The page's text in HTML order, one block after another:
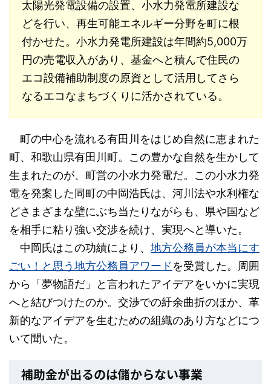
太陽光発電設備の設置、小水力発電所建設な
どを行い、再生可能エネルギー分野を町に根
付かせた。小水力発電所建設は年間約5,000万
円の売電収入があり、基金へと積んで住民の
エコ設備補助制度の原資として活用してさら
なるエコなまちづくりに活かされている。
町の中心を流れる有田川をはじめ自然に恵まれた
町、和歌山県有田川町。この豊かな自然を生かして
生まれたのが、町営の小水力発電だ。この小水力発
電を発案した同町の中岡浩氏は、河川法や水利権な
どさまざまな壁にぶち当たりながらも、県や国など
を相手に粘り強い交渉を続け、実現へと導いた。
中岡氏はこの功績により、 地方公務員が本当にす
ごい！と思う地方公務員アワードを受賞した。周囲
から「夢物語だ」と言われたアイデアをいかに実現
へと結びつけたのか。交渉での紆余曲折のほか、革
新的なアイデアを生むための組織のあり方などにつ
いて聞いた。
補助金が出るのは儲からない事業